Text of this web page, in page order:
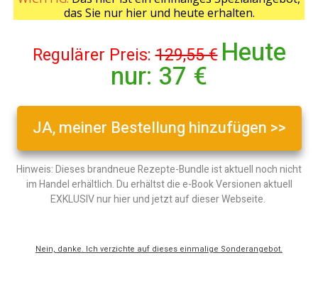
das Sie nur hier und heute erhalten.
Regulärer Preis:129,55 € Heute
nur: 37 €
JA, meiner Bestellung hinzufügen >>
Hinweis: Dieses brandneue Rezepte-Bundle ist aktuell noch nicht
im Handel erhältlich. Du erhältst die e-Book Versionen aktuell
EXKLUSIV nur hier und jetzt auf dieser Webseite.
Nein, danke. Ich verzichte auf dieses einmalige Sonderangebot.